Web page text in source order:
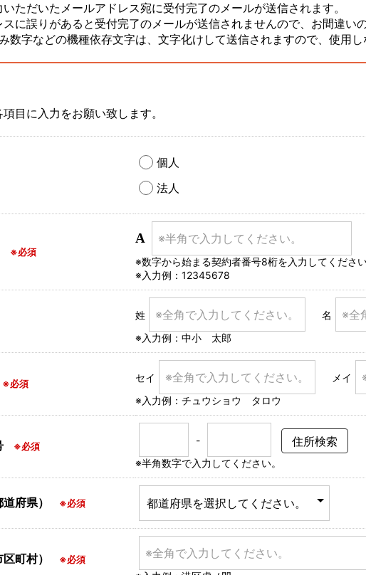
ただいたメールアドレス宛に受付完了のメールが送信されます。
に誤りがあると受付完了のメールが送信されませんので、お間違い
字などの機種依存文字は、文字化けして送信されますので、使用し
目に入力をお願い致します。
個人
法人
※必須
A
※数字から始まる契約者番号8桁を入力してください
※入力例：12345678
姓
名
※入力例：中小 太郎
※必須 セイ
メイ
※入力例：チュウショウ タロウ
※必須
-
※半角数字で入力してください。
府県） ※必須
町村） ※必須